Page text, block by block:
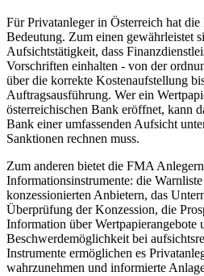
Für Privatanleger in Österreich hat
Bedeutung. Zum einen gewährleistet
Aufsichtstätigkeit, dass
Vorschriften einhalten - von der
über die korrekte Kostenaufstellung
Auftragsausführung. Wer ein
österreichischen Bank eröffnet, kann
Bank einer umfassenden Aufsicht
Sanktionen rechnen muss.
Zum anderen bietet die FMA
Informationsinstrumente: die
konzessionierten Anbietern, das
Überprüfung der Konzession, die
Information über Wertpapierangebote
Beschwerdemöglichkeit bei
Instrumente ermöglichen es
wahrzunehmen und informierte